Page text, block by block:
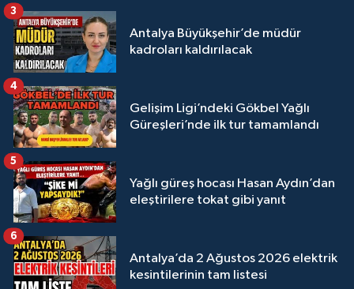
Antalya Büyükşehir’de müdür
kadroları kaldırılacak
3
Gelişim Ligi’ndeki Gökbel Yağlı
Güreşleri’nde ilk tur tamamlandı
4
Yağlı güreş hocası Hasan Aydın’dan
eleştirilere tokat gibi yanıt
5
Antalya’da 2 Ağustos 2026 elektrik
kesintilerinin tam listesi
6